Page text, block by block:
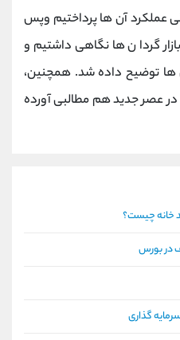
آن ها پرداختیم وپس
گردا ن ها نگاهی داشتیم و
توضیح داده شد. همچنین،
در عصر جدید هم مطالبی آورده
خانه چیست؟
در بورس
گذاری